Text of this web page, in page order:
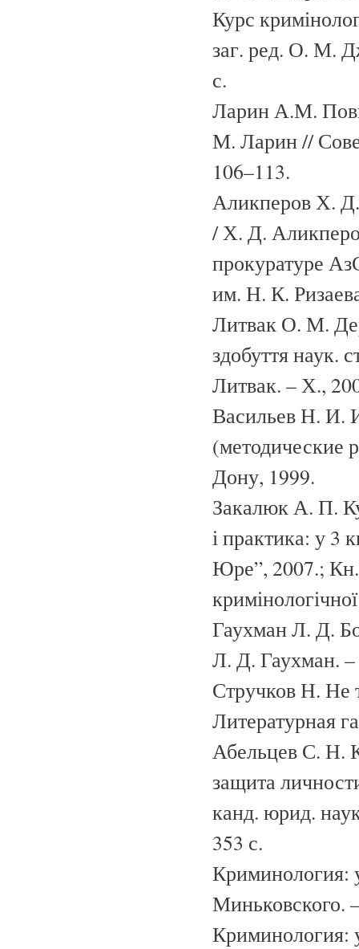
Курс
заг. ред. О. М.
с.
Ларин А.М.
М. Ларин //
106–113.
Аликперов Х.
/ Х. Д.
прокуратуре
им. Н. К.
Литвак О. М.
здобуття наук.
Литвак. – Х.,
Васильев Н. И.
(методические
Дону, 1999.
Закалюк А. П.
і практика: у 3
Юре”, 2007.; Кн.
Гаухман Л. Д.
Л. Д. Гаухман.
Стручков Н. Не
Литературная
Абельцев С. Н.
защита
канд. юрид.
353 с.
Криминология:
Миньковского.
Криминология: